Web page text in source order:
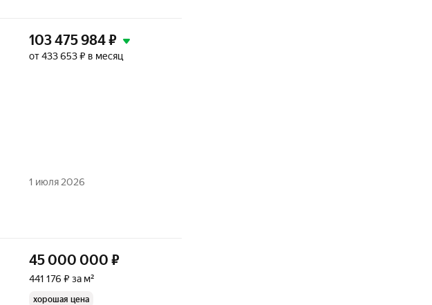
103 475 984₽
от 433 653 ₽ в месяц
1 июля 2026
45 000 000 ₽
441 176 ₽ за м²
хорошая цена